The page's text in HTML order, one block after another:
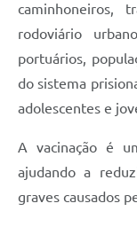
caminhoneiros,
rodoviário
portuários,
do sistema
adolescentes e
A vacinação é
ajudando a
graves causados